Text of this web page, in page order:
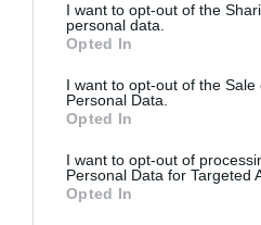
I want to opt-out of the
personal data.
Opted In
I want to opt-out of the Sale
Personal Data.
Opted In
I want to opt-out of
Personal Data for Targeted
Opted In